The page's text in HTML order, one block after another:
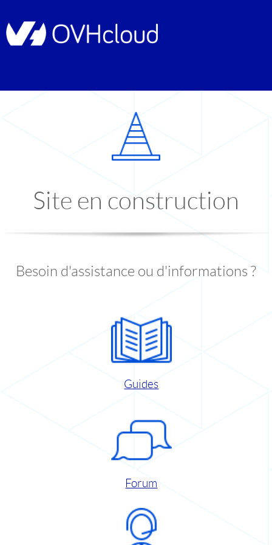
Site en construction
Besoin d'assistance ou d'informations ?
Guides
Forum